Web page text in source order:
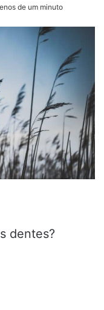
de um minuto
dentes?